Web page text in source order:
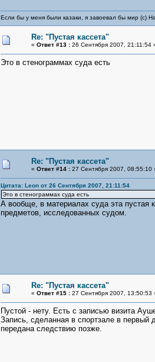
Если бы у меня были казаки, я завоевал бы мир (с)
Re: "Пустая кассета"
« Ответ #13 :26 Сентября 2007, 21:11:54
Это в стенограммах суда есть
Re: "Пустая кассета"
« Ответ #14 :27 Сентября 2007, 08:55:10
Цитата: Leon от 26 Сентября 2007, 21:11:54
Это в стенограммах суда есть
А вообще, в материалах суда эта
предметов, исследованных судом.
Re: "Пустая кассета"
« Ответ #15 :27 Сентября 2007, 13:50:53
Пустой - нету. Есть с записью визита
Запись, сделанная в спортзале в первый
передана следствию позже.